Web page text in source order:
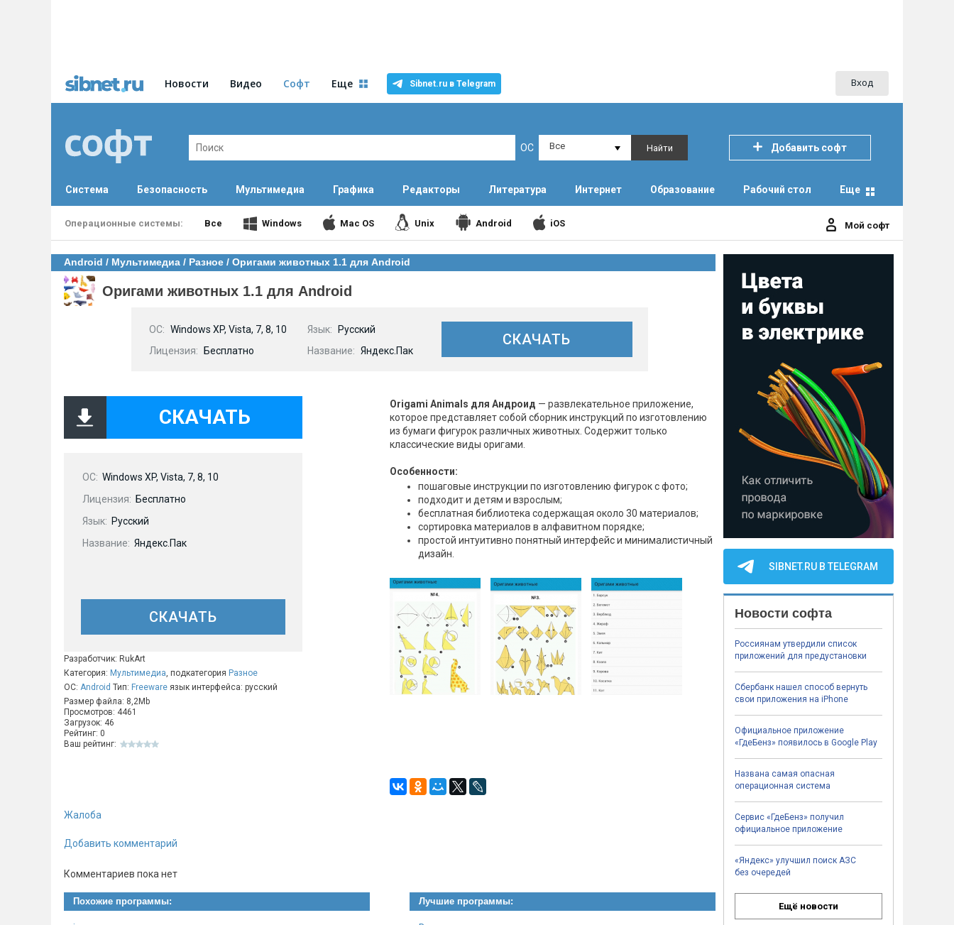
Новости Видео Софт Еще Sibnet.ru в Telegram Вход
ОС Все Найти Добавить софт
Система Безопасность Мультимедиа Графика Редакторы Литература Интернет Образование Рабочий стол Еще
Все Windows Mac OS Unix Android iOS Мой софт
Android / Мультимедиа / Разное / Оригами животных 1.1 для Android
Оригами животных 1.1 для Android
СКАЧАТЬ
OC: Windows XP, Vista, 7, 8, 10
Лицензия:
Бесплатно
Язык:
Русский
Название: Яндекс.Пак
Origami Animals для Андроид — развлекательное приложение,
которое представляет собой сборник инструкций по изготовлению
из бумаги фигурок различных животных. Содержит только
классические виды оригами.
Особенности:
пошаговые инструкции по изготовлению фигурок с фото;
подходит и детям и взрослым;
бесплатная библиотека содержащая около 30 материалов;
сортировка материалов в алфавитном порядке;
простой интуитивно понятный интерфейс и минималистичный
дизайн.
СКАЧАТЬ
СКАЧАТЬ
OC: Windows XP, Vista, 7, 8, 10
Лицензия: Бесплатно
Язык: Русский
Название: Яндекс.Пак
Разработчик: RukArt
Категория: Мультимедиа, подкатегория Разное
ОС: Android Тип: Freeware язык интерфейса: русский
Размер файла: 8,2Mb
Просмотров: 4461
Загрузок: 46
Рейтинг: 0
Ваш рейтинг:
Жалоба
Добавить комментарий
Комментариев пока нет
Похожие программы: Лучшие программы:
SIBNET.RU В TELEGRAM
Новости софта
Россиянам утвердили список
приложений для предустановки
Сбербанк нашел способ вернуть
свои приложения на iPhone
Официальное приложение
«ГдеБенз» появилось в Google Play
Названа самая опасная
операционная система
Сервис «ГдеБенз» получил
официальное приложение
«Яндекс» улучшил поиск АЗС
без очередей
Ещё новости